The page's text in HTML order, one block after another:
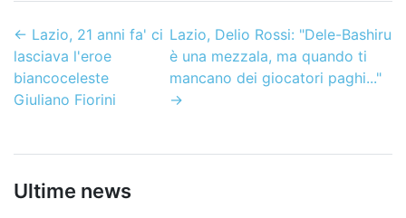
← Lazio, 21 anni fa' ci
lasciava l'eroe
biancoceleste
Giuliano Fiorini
Lazio, Delio Rossi: "Dele-Bashiru
è una mezzala, ma quando ti
mancano dei giocatori paghi..."
→
Ultime news